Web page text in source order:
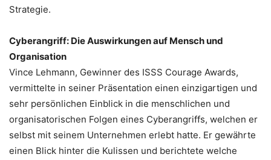
Strategie.
Cyberangriff: Die Auswirkungen auf Mensch und
Organisation
Vince Lehmann, Gewinner des ISSS Courage Awards,
vermittelte in seiner Präsentation einen einzigartigen und
sehr persönlichen Einblick in die menschlichen und
organisatorischen Folgen eines Cyberangriffs, welchen er
selbst mit seinem Unternehmen erlebt hatte. Er gewährte
einen Blick hinter die Kulissen und berichtete welche